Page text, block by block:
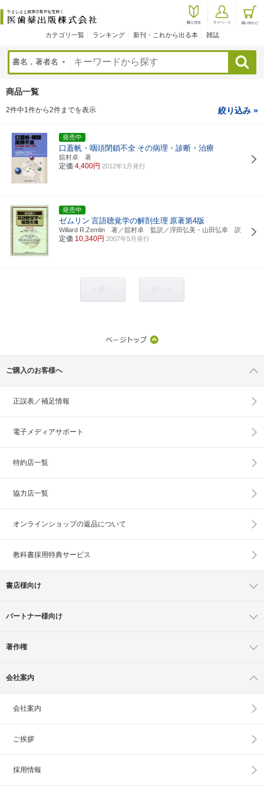
カテゴリ一覧 ランキング 新刊・これから出る本 雑誌
検索
商品一覧
2件中1件から2件までを表示 絞り込み »
発売中
口蓋帆・咽頭閉鎖不全 その病理・診断・治療
舘村卓 著
定価 4,400円 2012年1月発行
発売中
ゼムリン 言語聴覚学の解剖生理 原著第4版
Willard R.Zemlin 著／舘村卓 監訳／浮田弘美・山田弘幸 訳
定価 10,340円 2007年5月発行
ご購入のお客様へ
正誤表／補足情報
電子メディアサポート
特約店一覧
協力店一覧
オンラインショップの返品について
教科書採用特典サービス
書店様向け
パートナー様向け
著作権
会社案内
会社案内
ご挨拶
採用情報